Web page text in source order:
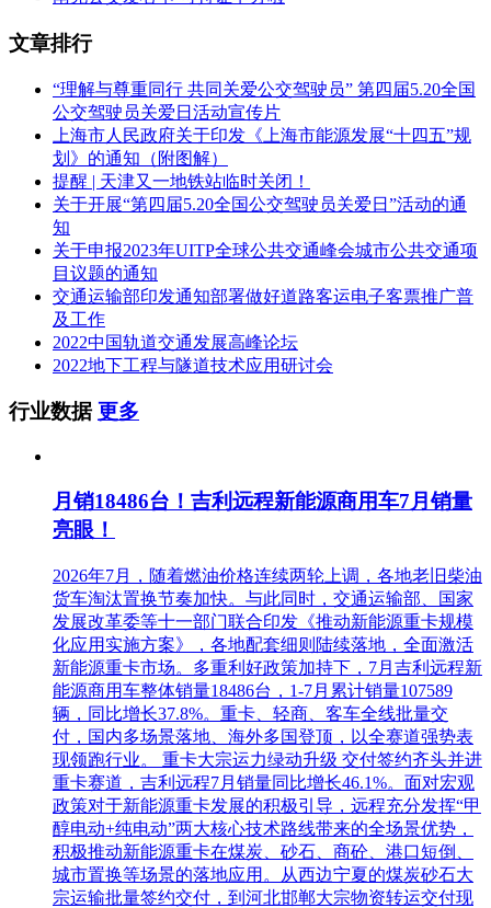
文章排行
“理解与尊重同行 共同关爱公交驾驶员” 第四届5.20全国
公交驾驶员关爱日活动宣传片
上海市人民政府关于印发《上海市能源发展“十四五”规
划》的通知（附图解）
提醒 | 天津又一地铁站临时关闭！
关于开展“第四届5.20全国公交驾驶员关爱日”活动的通
知
关于申报2023年UITP全球公共交通峰会城市公共交通项
目议题的通知
交通运输部印发通知部署做好道路客运电子客票推广普
及工作
2022中国轨道交通发展高峰论坛
2022地下工程与隧道技术应用研讨会
行业数据更多
月销18486台！吉利远程新能源商用车7月销量
亮眼！
2026年7月，随着燃油价格连续两轮上调，各地老旧柴油
货车淘汰置换节奏加快。与此同时，交通运输部、国家
发展改革委等十一部门联合印发《推动新能源重卡规模
化应用实施方案》，各地配套细则陆续落地，全面激活
新能源重卡市场。多重利好政策加持下，7月吉利远程新
能源商用车整体销量18486台，1-7月累计销量107589
辆，同比增长37.8%。重卡、轻商、客车全线批量交
付，国内多场景落地、海外多国登顶，以全赛道强势表
现领跑行业。 重卡大宗运力绿动升级 交付签约齐头并进
重卡赛道，吉利远程7月销量同比增长46.1%。面对宏观
政策对于新能源重卡发展的积极引导，远程充分发挥“甲
醇电动+纯电动”两大核心技术路线带来的全场景优势，
积极推动新能源重卡在煤炭、砂石、商砼、港口短倒、
城市置换等场景的落地应用。从西边宁夏的煤炭砂石大
宗运输批量签约交付，到河北邯郸大宗物资转运交付现